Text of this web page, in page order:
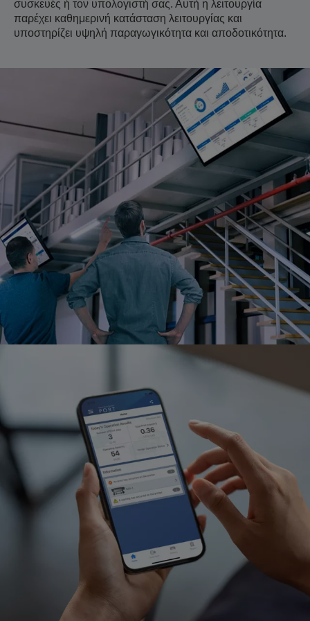
συσκευές ή τον υπολογιστή σας. Αυτή η λειτουργία
παρέχει καθημερινή κατάσταση λειτουργίας και
υποστηρίζει υψηλή παραγωγικότητα και αποδοτικότητα.